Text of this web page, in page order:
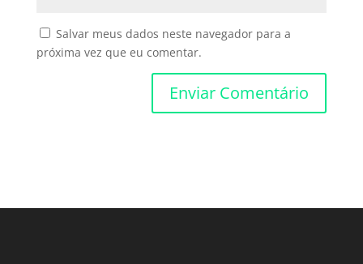
Salvar meus dados neste navegador para a
próxima vez que eu comentar.